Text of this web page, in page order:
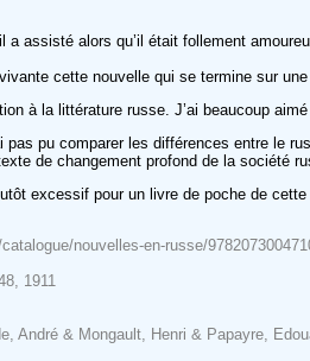
assisté alors qu’il était follement
cette nouvelle qui se termine sur
à la littérature russe. J’ai beaucoup
pu comparer les différences entre le
de changement profond de la société
excessif pour un livre de poche de cette
nouvelles-en-russe/
1911
André & Mongault, Henri & Papayre,